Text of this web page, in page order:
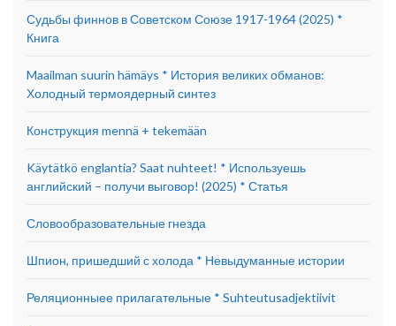
Судьбы финнов в Советском Союзе 1917-1964 (2025) *
Книга
Maailman suurin hämäys * История великих обманов:
Холодный термоядерный синтез
Конструкция mennä + tekemään
Käytätkö englantia? Saat nuhteet! * Используешь
английский – получи выговор! (2025) * Статья
Словообразовательные гнезда
Шпион, пришедший с холода * Невыдуманные истории
Реляционныее прилагательные * Suhteutusadjektiivit